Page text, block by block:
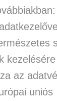
az
uniós